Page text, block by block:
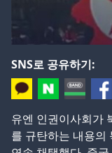
SNS로 공유하기:
유엔 인권이사회가
를 규탄하는 내용의